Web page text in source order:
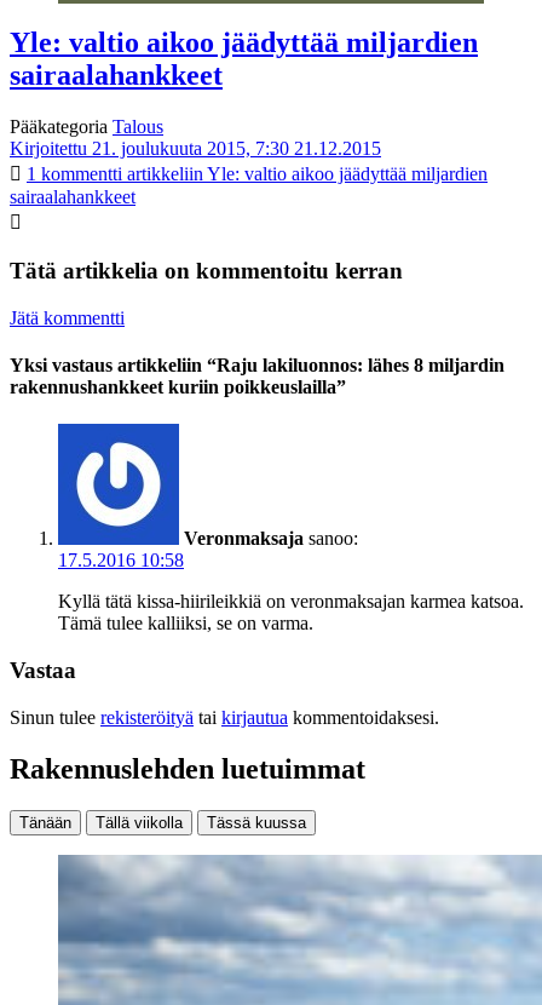
Yle: valtio aikoo jäädyttää miljardien
sairaalahankkeet
Pääkategoria Talous
Kirjoitettu 21. joulukuuta 2015, 7:30 21.12.2015
1 kommentti artikkeliin Yle: valtio aikoo jäädyttää miljardien
sairaalahankkeet
Tätä artikkelia on kommentoitu kerran
Jätä kommentti
Yksi vastaus artikkeliin “Raju lakiluonnos: lähes 8 miljardin
rakennushankkeet kuriin poikkeuslailla”
Veronmaksaja sanoo:
17.5.2016 10:58
Kyllä tätä kissa-hiirileikkiä on veronmaksajan karmea katsoa.
Tämä tulee kalliiksi, se on varma.
Vastaa
Sinun tulee rekisteröityä tai kirjautua kommentoidaksesi.
Rakennuslehden luetuimmat
Tänään Tällä viikolla Tässä kuussa